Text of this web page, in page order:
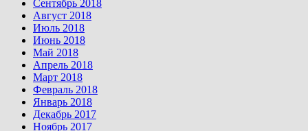
Сентябрь 2018
Август 2018
Июль 2018
Июнь 2018
Май 2018
Апрель 2018
Март 2018
Февраль 2018
Январь 2018
Декабрь 2017
Ноябрь 2017